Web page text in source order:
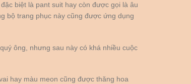
biệt là pant suit hay còn được gọi là âu
bộ trang phục này cũng được ứng dụng
ông, nhưng sau này có khá nhiều cuộc
hay màu meon cũng được thăng hoa